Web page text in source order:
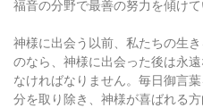
福音の分野で最善の努力を傾け
神様に出会う以前、私たちの生
のなら、神様に出会った後は永
なければなりません。毎日御言
分を取り除き、神様が喜ばれる